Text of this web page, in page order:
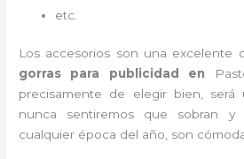
etc.
Los accesorios son una excelente
gorras para publicidad
en
precisamente de elegir bien, será
nunca sentiremos que sobran y
cualquier época del año, son